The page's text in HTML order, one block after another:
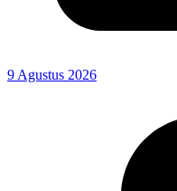
9 Agustus 2026